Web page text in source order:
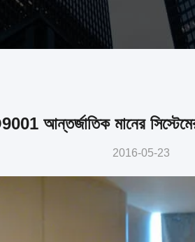
আন্তর্জাতিক মানের
2016-05-23